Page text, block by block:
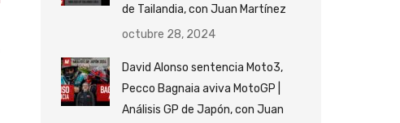
de Tailandia, con Juan Martínez
octubre 28, 2024
David Alonso sentencia Moto3,
Pecco Bagnaia aviva MotoGP |
Análisis GP de Japón, con Juan